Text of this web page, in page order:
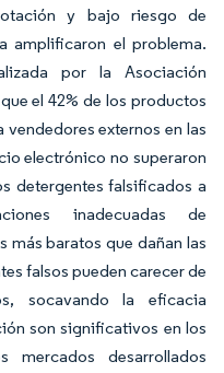
y bajo riesgo de
amplificaron el problema.
por la Asociación
el 42% de los productos
externos en las
electrónico no superaron
detergentes falsificados a
inadecuadas de
más baratos que dañan las
falsos pueden carecer de
socavando la eficacia
son significativos en los
mercados desarrollados